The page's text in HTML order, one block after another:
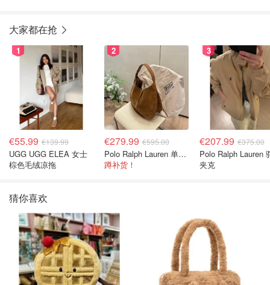
大家都在抢
1
€55.99 €139.99
UGG UGG ELEA 女士
棕色毛绒凉拖
2
€279.99 €595.00
Polo Ralph Lauren 单肩包 橄榄绿金色
蹲补货！
3
€207.99 €375.00
Polo Ralph Lauren
夹克
猜你喜欢